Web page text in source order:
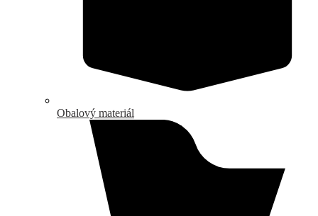
Obalový materiál